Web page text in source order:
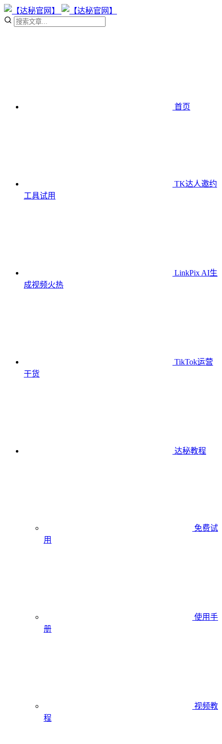
首页
TK达人邀约
工具试用
LinkPix AI生
成视频火热
TikTok运营
干货
达秘教程
免费试
用
使用手
册
视频教
程